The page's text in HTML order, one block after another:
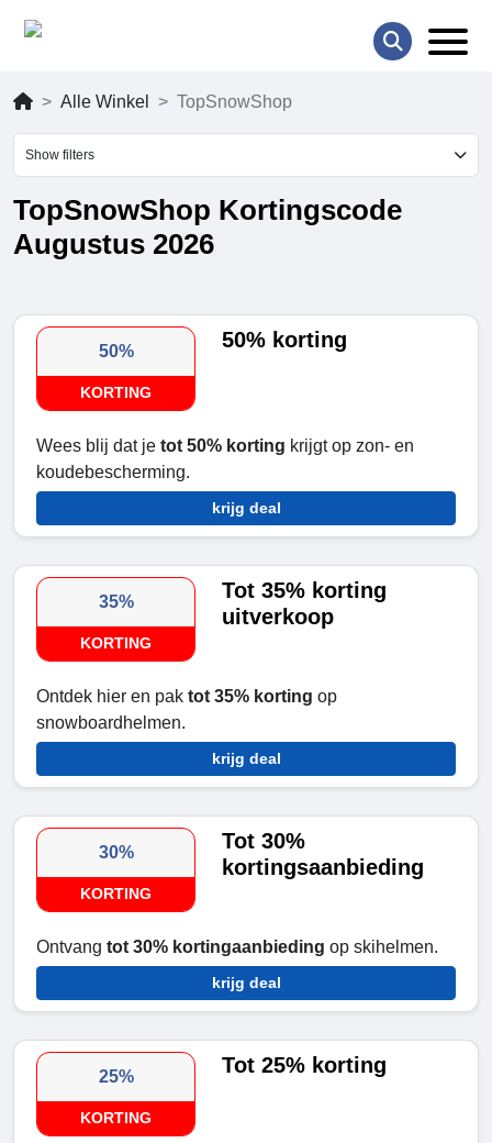
Alle Winkel TopSnowShop
Show filters
TopSnowShop Kortingscode
Augustus 2026
50%
KORTING
50% korting
Wees blij dat je tot 50% korting krijgt op zon- en
koudebescherming.
krijg deal
35%
KORTING
Tot 35% korting
uitverkoop
Ontdek hier en pak tot 35% korting op
snowboardhelmen.
krijg deal
30%
KORTING
Tot 30%
kortingsaanbieding
Ontvang tot 30% kortingaanbieding op skihelmen.
krijg deal
25%
KORTING
Tot 25% korting